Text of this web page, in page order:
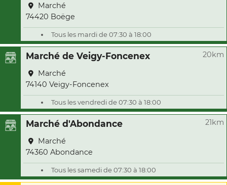
Marché
74420 Boëge
Tous les mardi de 07:30 à 18:00
Marché de Veigy-Foncenex 20km
Marché
74140 Veigy-Foncenex
Tous les vendredi de 07:30 à 18:00
Marché d'Abondance 21km
Marché
74360 Abondance
Tous les samedi de 07:30 à 18:00